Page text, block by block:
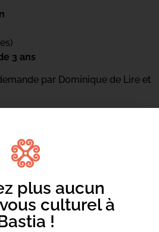
3 ans
par Dominique de Lire et
46 05
centrucita@bastia.corsica
plus aucun
culturel à
!